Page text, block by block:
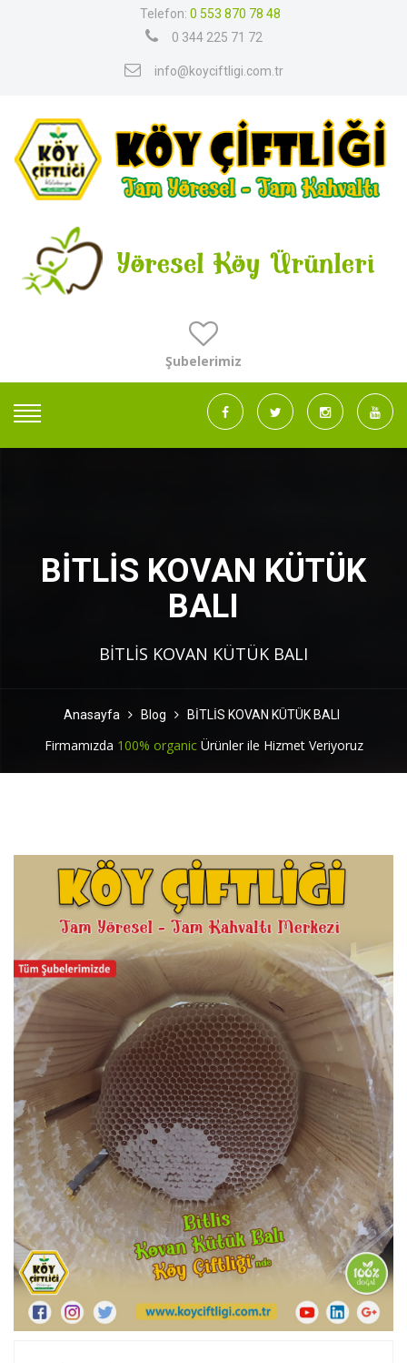
Telefon: 0 553 870 78 48
0 344 225 71 72
info@koyciftligi.com.tr
Şubelerimiz
BİTLİS KOVAN KÜTÜK
BALI
BİTLİS KOVAN KÜTÜK BALI
Anasayfa Blog BİTLİS KOVAN KÜTÜK BALI
Firmamızda 100% organicÜrünler ile Hizmet Veriyoruz